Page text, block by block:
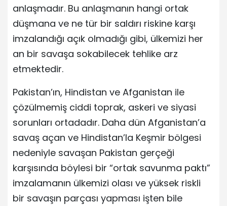
anlaşmadır. Bu anlaşmanın hangi ortak
düşmana ve ne tür bir saldırı riskine karşı
imzalandığı açık olmadığı gibi, ülkemizi her
an bir savaşa sokabilecek tehlike arz
etmektedir.
Pakistan’ın, Hindistan ve Afganistan ile
çözülmemiş ciddi toprak, askeri ve siyasi
sorunları ortadadır. Daha dün Afganistan’a
savaş açan ve Hindistan’la Keşmir bölgesi
nedeniyle savaşan Pakistan gerçeği
karşısında böylesi bir “ortak savunma paktı”
imzalamanın ülkemizi olası ve yüksek riskli
bir savaşın parçası yapması işten bile